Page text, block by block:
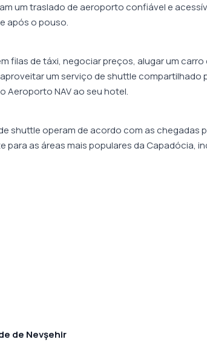
um traslado de aeroporto confiável e
após o pouso.
filas de táxi, negociar preços, alugar um
um serviço de shuttle compartilhado
Aeroporto NAV ao seu hotel.
shuttle operam de acordo com as chegadas
para as áreas mais populares da Capadócia,
de Nevşehir